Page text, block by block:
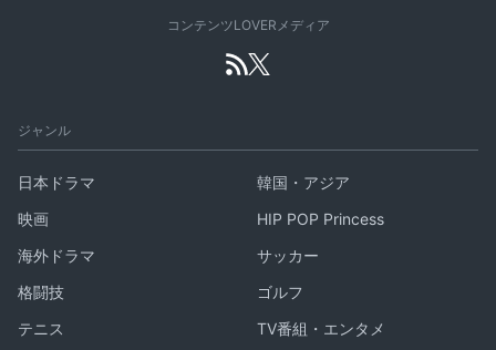
コンテンツLOVERメディア
ジャンル
日本ドラマ
韓国・アジア
映画
HIP POP Princess
海外ドラマ
サッカー
格闘技
ゴルフ
テニス
TV番組・エンタメ